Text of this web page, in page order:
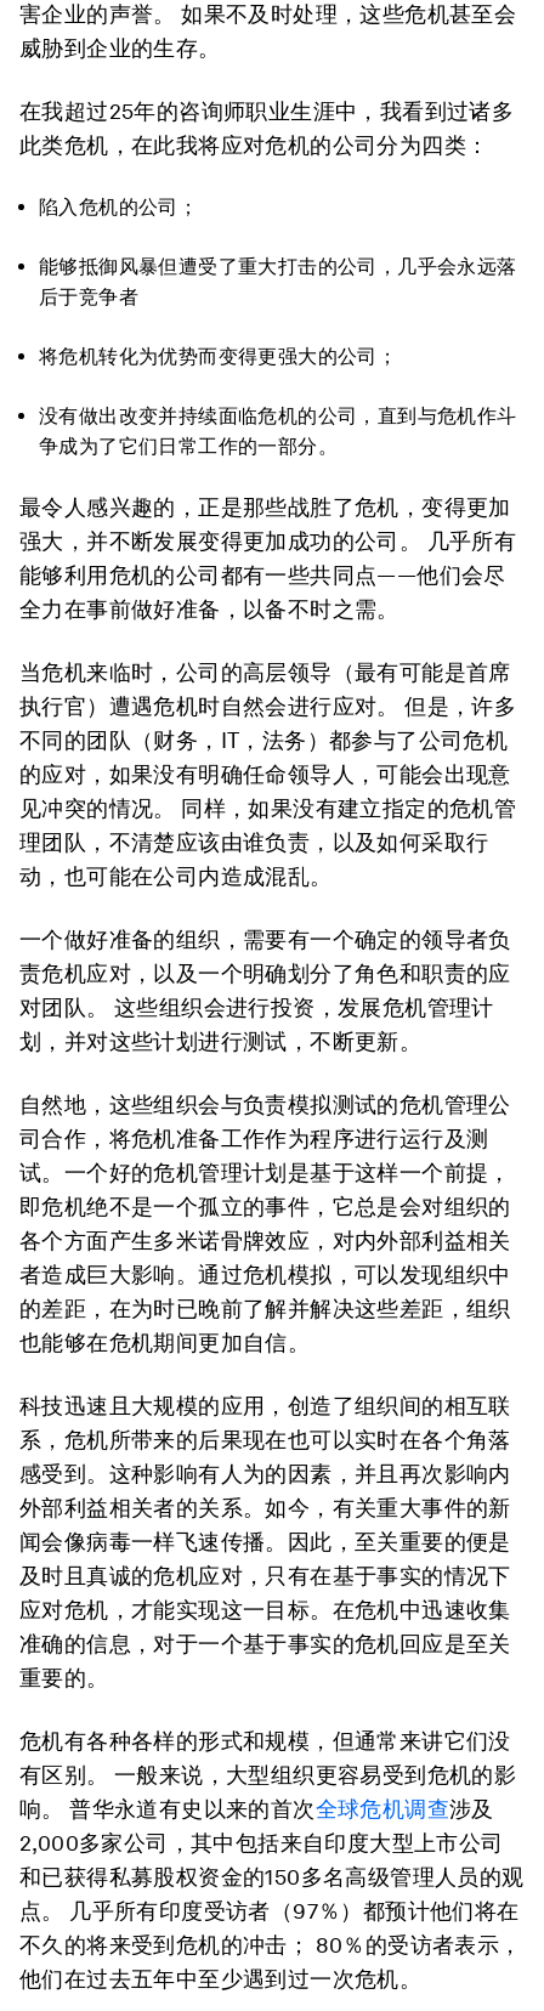
害企业的声誉。 如果不及时处理，这些危机甚至会
威胁到企业的生存。
在我超过25年的咨询师职业生涯中，我看到过诸多
此类危机，在此我将应对危机的公司分为四类：
陷入危机的公司；
能够抵御风暴但遭受了重大打击的公司，几乎会永远落
后于竞争者
将危机转化为优势而变得更强大的公司；
没有做出改变并持续面临危机的公司，直到与危机作斗
争成为了它们日常工作的一部分。
最令人感兴趣的，正是那些战胜了危机，变得更加
强大，并不断发展变得更加成功的公司。 几乎所有
能够利用危机的公司都有一些共同点——他们会尽
全力在事前做好准备，以备不时之需。
当危机来临时，公司的高层领导（最有可能是首席
执行官）遭遇危机时自然会进行应对。 但是，许多
不同的团队（财务，IT，法务）都参与了公司危机
的应对，如果没有明确任命领导人，可能会出现意
见冲突的情况。 同样，如果没有建立指定的危机管
理团队，不清楚应该由谁负责，以及如何采取行
动，也可能在公司内造成混乱。
一个做好准备的组织，需要有一个确定的领导者负
责危机应对，以及一个明确划分了角色和职责的应
对团队。 这些组织会进行投资，发展危机管理计
划，并对这些计划进行测试，不断更新。
自然地，这些组织会与负责模拟测试的危机管理公
司合作，将危机准备工作作为程序进行运行及测
试。一个好的危机管理计划是基于这样一个前提，
即危机绝不是一个孤立的事件，它总是会对组织的
各个方面产生多米诺骨牌效应，对内外部利益相关
者造成巨大影响。通过危机模拟，可以发现组织中
的差距，在为时已晚前了解并解决这些差距，组织
也能够在危机期间更加自信。
科技迅速且大规模的应用，创造了组织间的相互联
系，危机所带来的后果现在也可以实时在各个角落
感受到。这种影响有人为的因素，并且再次影响内
外部利益相关者的关系。如今，有关重大事件的新
闻会像病毒一样飞速传播。因此，至关重要的便是
及时且真诚的危机应对，只有在基于事实的情况下
应对危机，才能实现这一目标。在危机中迅速收集
准确的信息，对于一个基于事实的危机回应是至关
重要的。
危机有各种各样的形式和规模，但通常来讲它们没
有区别。 一般来说，大型组织更容易受到危机的影
响。 普华永道有史以来的首次全球危机调查涉及
2,000多家公司，其中包括来自印度大型上市公司
和已获得私募股权资金的150多名高级管理人员的观
点。 几乎所有印度受访者（97％）都预计他们将在
不久的将来受到危机的冲击； 80％的受访者表示，
他们在过去五年中至少遇到过一次危机。